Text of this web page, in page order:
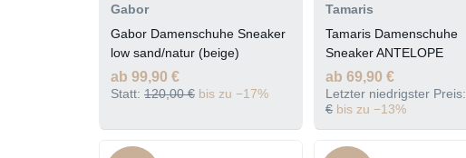
Gabor
Gabor Damenschuhe Sneaker
low sand/natur (beige)
ab 99,90 €
Statt: 120,00 € bis zu −17%
Tamaris
Tamaris Damenschuhe
Sneaker ANTELOPE
ab 69,90 €
Letzter niedrigster Preis:
€ bis zu −13%